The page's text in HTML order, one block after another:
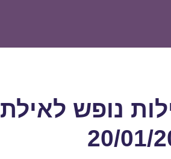
נופש
20/01/